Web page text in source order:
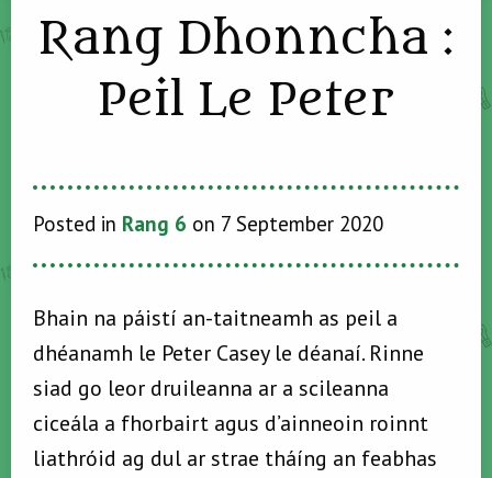
Rang Dhonncha :
Peil Le Peter
Posted in Rang 6 on 7 September 2020
Bhain na páistí an-taitneamh as peil a
dhéanamh le Peter Casey le déanaí. Rinne
siad go leor druileanna ar a scileanna
ciceála a fhorbairt agus d’ainneoin roinnt
liathróid ag dul ar strae tháíng an feabhas